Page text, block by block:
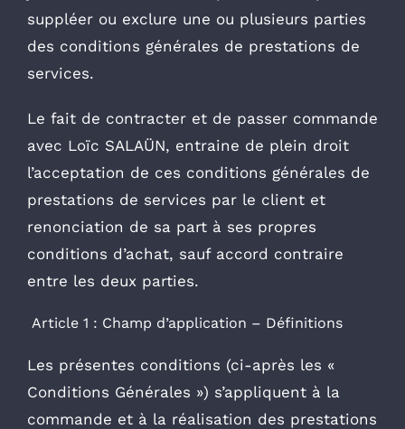
suppléer ou exclure une ou plusieurs parties
des conditions générales de prestations de
services.
Le fait de contracter et de passer commande
avec Loïc SALAÜN, entraine de plein droit
l’acceptation de ces conditions générales de
prestations de services par le client et
renonciation de sa part à ses propres
conditions d’achat, sauf accord contraire
entre les deux parties.
Article 1 : Champ d’application – Définitions
Les présentes conditions (ci-après les «
Conditions Générales ») s’appliquent à la
commande et à la réalisation des prestations